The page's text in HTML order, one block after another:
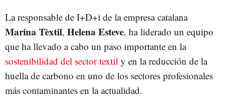
La responsable de I+D+i de la empresa catalana
Marina Tèxtil, Helena Esteve, ha liderado un equipo
que ha llevado a cabo un paso importante en la
sostenibilidad del sector textil y en la reducción de la
huella de carbono en uno de los sectores profesionales
más contaminantes en la actualidad.